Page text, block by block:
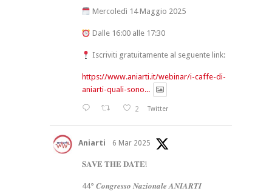
Mercoledì 14 Maggio 2025
Dalle 16:00 alle 17:30
Iscriviti gratuitamente al seguente link:
https://www.aniarti.it/webinar/i-caffe-di-
aniarti-quali-sono...
2 Twitter
Aniarti 6 Mar 2025
𝐒𝐀𝐕𝐄 𝐓𝐇𝐄 𝐃𝐀𝐓𝐄!
44° 𝑪𝒐𝒏𝒈𝒓𝒆𝒔𝒔𝒐 𝑵𝒂𝒛𝒊𝒐𝒏𝒂𝒍𝒆 𝑨𝑵𝑰𝑨𝑹𝑻𝑰